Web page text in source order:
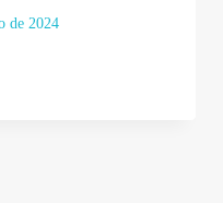
de 2024